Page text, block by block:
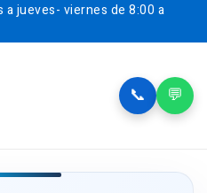
jueves- viernes de 8:00 a
📞 💬